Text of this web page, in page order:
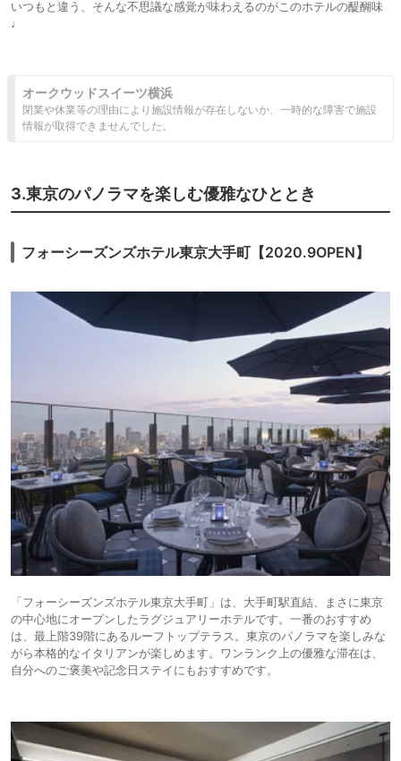
いつもと違う、そんな不思議な感覚が味わえるのがこのホテルの醍醐味
♩
オークウッドスイーツ横浜
閉業や休業等の理由により施設情報が存在しないか、一時的な障害で施設
情報が取得できませんでした。
3.東京のパノラマを楽しむ優雅なひととき
フォーシーズンズホテル東京大手町【2020.9OPEN】
「フォーシーズンズホテル東京大手町」は、大手町駅直結、まさに東京
の中心地にオープンしたラグジュアリーホテルです。一番のおすすめ
は、最上階39階にあるルーフトップテラス。東京のパノラマを楽しみな
がら本格的なイタリアンが楽しめます。ワンランク上の優雅な滞在は、
自分へのご褒美や記念日ステイにもおすすめです。